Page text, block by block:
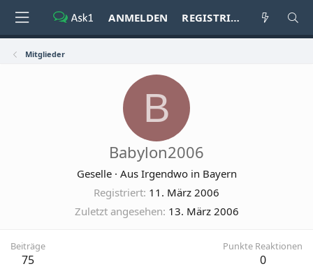
ANMELDEN REGISTRIEREN
Mitglieder
B
Babylon2006
Geselle · Aus Irgendwo in Bayern
Registriert 11. März 2006
Zuletzt angesehen 13. März 2006
Beiträge
75
Punkte Reaktionen
0